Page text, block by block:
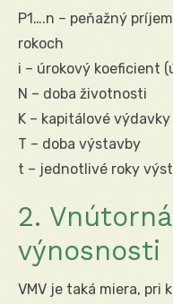
P1….n – peňažný
rokoch
i – úrokový koeficient
N – doba životnosti
K – kapitálové výdavky
T – doba výstavby
t – jednotlivé roky
2.
výnosnosti
VMV je taká miera, pri